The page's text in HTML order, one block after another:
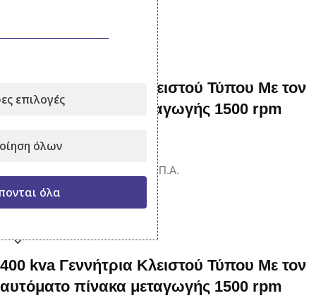
330 kva Γεννήτρια Κλειστού Τύπου Με τον
αυτόματο πίνακα μεταγωγής 1500 rpm
Σε απόθεμα
με Φ.Π.Α.
Προσθήκη στο καλάθι
400 kva Γεννήτρια Κλειστού Τύπου Με τον
αυτόματο πίνακα μεταγωγής 1500 rpm
επιλογές
όλων
όλα